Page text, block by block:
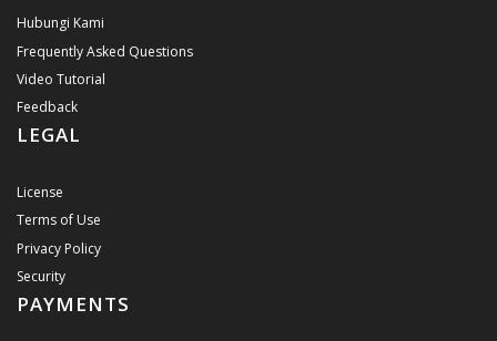
Hubungi Kami
Frequently Asked Questions
Video Tutorial
Feedback
LEGAL
License
Terms of Use
Privacy Policy
Security
PAYMENTS